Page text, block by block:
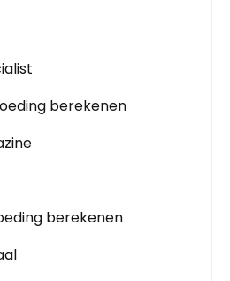
berekenen
berekenen